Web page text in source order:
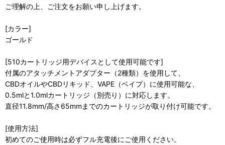
ご理解の上、ご注文をお願い申し上げます。
[カラー]
ゴールド
[510カートリッジ用デバイスとして使用可能です]
付属のアタッチメントアダプター（2種類）を使用して、
CBDオイルやCBDリキッド、VAPE（ベイプ）に使用可能な、
0.5mlと1.0mlカートリッジ（別売り）に対応します。
直径11.8mm/高さ65mmまでのカートリッジが取り付け可能です。
[使用方法]
初めてのご使用時は必ずフル充電後にご使用ください。